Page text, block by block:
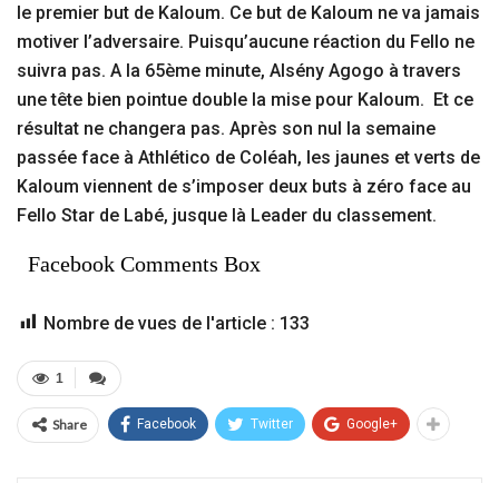
le premier but de Kaloum. Ce but de Kaloum ne va jamais
motiver l’adversaire. Puisqu’aucune réaction du Fello ne
suivra pas. A la 65ème minute, Alsény Agogo à travers
une tête bien pointue double la mise pour Kaloum. Et ce
résultat ne changera pas. Après son nul la semaine
passée face à Athlético de Coléah, les jaunes et verts de
Kaloum viennent de s’imposer deux buts à zéro face au
Fello Star de Labé, jusque là Leader du classement.
Facebook Comments Box
Nombre de vues de l'article : 133
1
Share Facebook Twitter Google+